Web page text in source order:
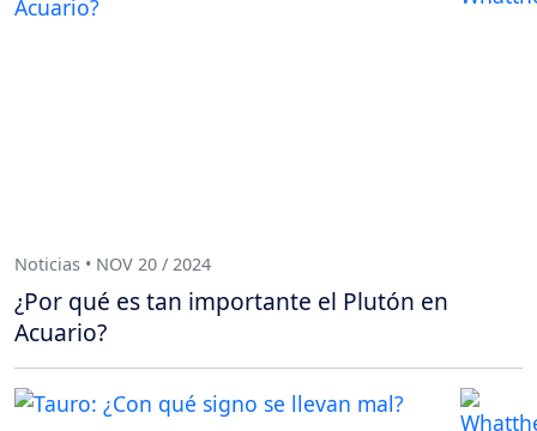
Noticias • NOV 20 / 2024
¿Por qué es tan importante el Plutón en
Acuario?